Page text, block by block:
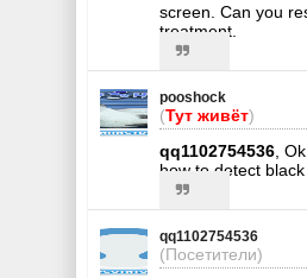
screen. Can you
treatment.
pooshock
(Тут живёт)
qq1102754536 ,
how to detect
qq1102754536
(Посетители)